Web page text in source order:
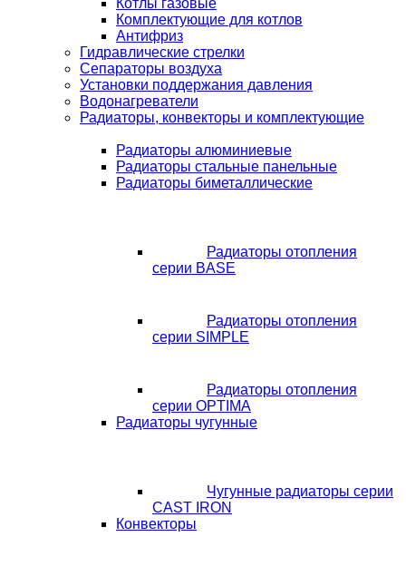
Котлы газовые
Комплектующие для котлов
Антифриз
Гидравлические стрелки
Сепараторы воздуха
Установки поддержания давления
Водонагреватели
Радиаторы, конвекторы и комплектующие
Радиаторы алюминиевые
Радиаторы стальные панельные
Радиаторы биметаллические
Радиаторы отопления
серии BASE
Радиаторы отопления
серии SIMPLE
Радиаторы отопления
серии OPTIMA
Радиаторы чугунные
Чугунные радиаторы серии
CAST IRON
Конвекторы